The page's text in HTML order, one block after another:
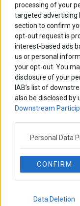
processing of your
targeted advertising
section to confirm
opt-out request is
interest-based ads
us or personal
your opt-out. You
disclosure of your
IAB’s list of
also be disclosed by
Downstream
Personal Data
CONFIRM
Data Deletion
ΑΡΘΡΟΓΡΑΦΟΙ
Οι
Η βία κατά